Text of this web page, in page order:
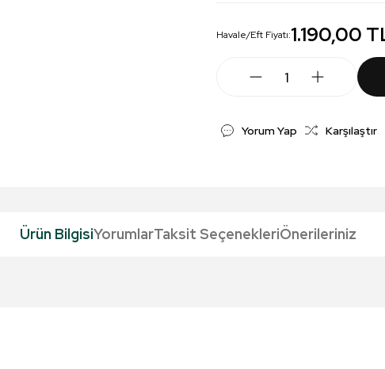
Havale/Eft Fiyatı:1.190,00
Yorum Yap Karşılaştır
Ürün BilgisiYorumlarTaksit SeçenekleriÖnerileriniz